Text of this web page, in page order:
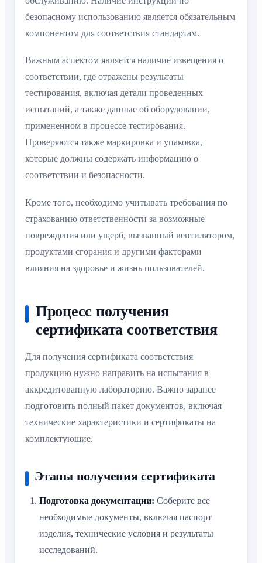
безопасному использованию является обязательным
компонентом для соответствия стандартам.
Важным аспектом является наличие извещения о
соответствии, где отражены результаты
тестирования, включая детали проведенных
испытаний, а также данные об оборудовании,
примененном в процессе тестирования.
Проверяются также маркировка и упаковка,
которые должны содержать информацию о
соответствии и безопасности.
Кроме того, необходимо учитывать требования по
страхованию ответственности за возможные
повреждения или ущерб, вызванный вентилятором,
продуктами сгорания и другими факторами
влияния на здоровье и жизнь пользователей.
Процесс получения
сертификата соответствия
Для получения сертификата соответствия
продукцию нужно направить на испытания в
аккредитованную лабораторию. Важно заранее
подготовить полный пакет документов, включая
технические характеристики и сертификаты на
комплектующие.
Этапы получения сертификата
Подготовка документации: Соберите все
необходимые документы, включая паспорт
изделия, технические условия и результаты
исследований.